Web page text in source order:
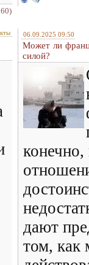
06.09.2025 09:50
Может ли
силой?
дают
том, как